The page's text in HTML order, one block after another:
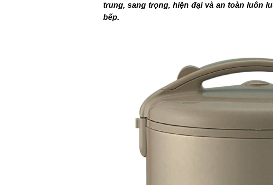
trung, sang trọng, hiện đại và an toàn luôn
bếp.